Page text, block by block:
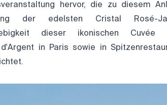
hervor, die zu diesem
der edelsten Cristal Rosé-
dieser ikonischen
in Paris sowie in